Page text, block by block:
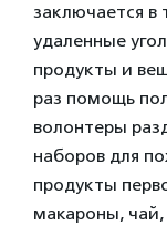
заключается в
удаленные
продукты и
раз помощь
волонтеры
наборов для
продукты
макароны,